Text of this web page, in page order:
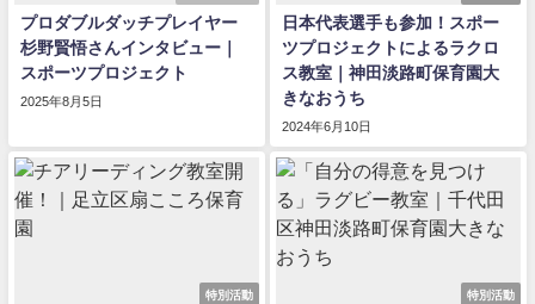
プロダブルダッチプレイヤー
杉野賢悟さんインタビュー｜
スポーツプロジェクト
2025年8月5日
日本代表選手も参加！スポー
ツプロジェクトによるラクロ
ス教室｜神田淡路町保育園大
きなおうち
2024年6月10日
特別活動 特別活動